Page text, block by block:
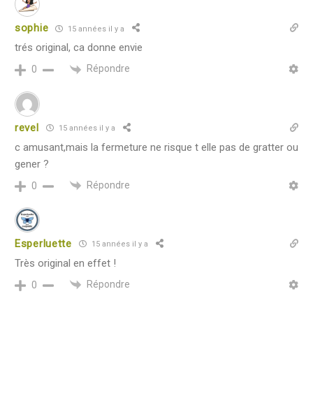
sophie 15 années il y a
trés original, ca donne envie
0 Répondre
revel 15 années il y a
c amusant,mais la fermeture ne risque t elle pas de gratter ou
gener ?
0 Répondre
Esperluette 15 années il y a
Très original en effet !
0 Répondre